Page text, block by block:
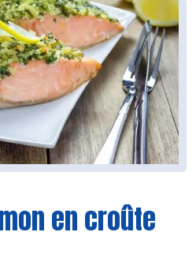
en croûte